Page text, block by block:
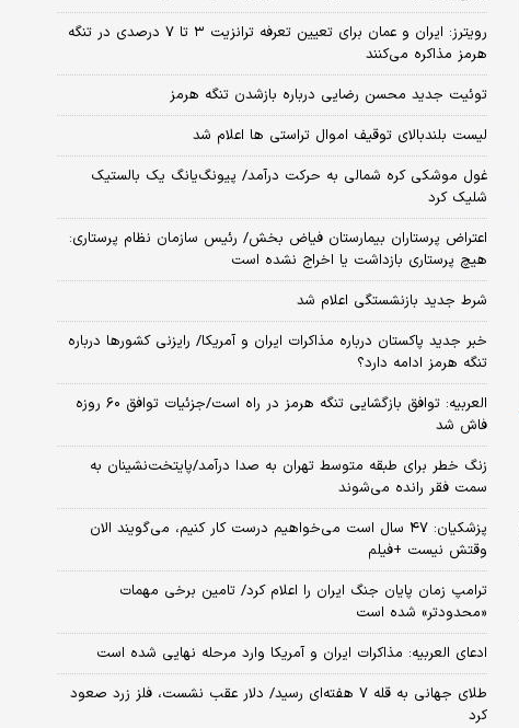
رویترز: ایران و عمان برای تعیین تعرفه ترانزیت ۳ تا ۷ درصدی در تنگه
هرمز مذاکره می‌کنند
توئیت جدید محسن رضایی درباره بازشدن تنگه هرمز
لیست بلندبالای توقیف اموال تراستی ها اعلام شد
غول موشکی کره شمالی به حرکت درآمد/ پیونگ‌یانگ یک بالستیک
شلیک کرد
اعتراض پرستاران بیمارستان فیاض بخش/ رئیس سازمان نظام پرستاری:
هیچ پرستاری بازداشت یا اخراج نشده است
شرط جدید بازنشستگی اعلام شد
خبر جدید پاکستان درباره مذاکرات ایران و آمریکا/ رایزنی کشورها درباره
تنگه هرمز ادامه دارد؟
العربیه: توافق بازگشایی تنگه هرمز در راه است/جزئیات توافق ۶۰ روزه
فاش شد
زنگ خطر برای طبقه متوسط تهران به صدا درآمد/پایتخت‌نشینان به
سمت فقر رانده می‌شوند
پزشکیان: ۴۷ سال است می‌خواهیم درست کار کنیم، می‌گویند الان
وقتش نیست +فیلم
ترامپ زمان پایان جنگ ایران را اعلام کرد/ تامین برخی مهمات
«محدودتر» شده است
ادعای العربیه: مذاکرات ایران و آمریکا وارد مرحله نهایی شده است
طلای جهانی به قله ۷ هفته‌ای رسید/ دلار عقب نشست، فلز زرد صعود
کرد